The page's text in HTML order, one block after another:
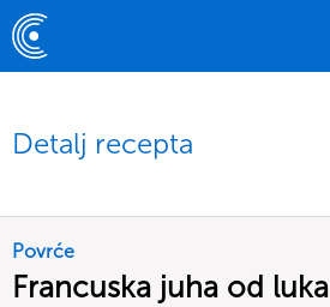
Detalj recepta
Povrće
Francuska juha od luka